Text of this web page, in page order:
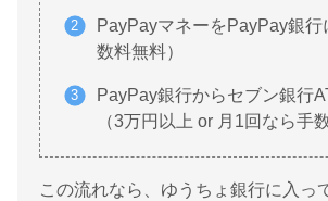
PayPayマネーをPayPay銀行
数料無料）
PayPay銀行からセブン銀行
（3万円以上 or 月1回なら手
この流れなら、ゆうちょ銀行に入っ